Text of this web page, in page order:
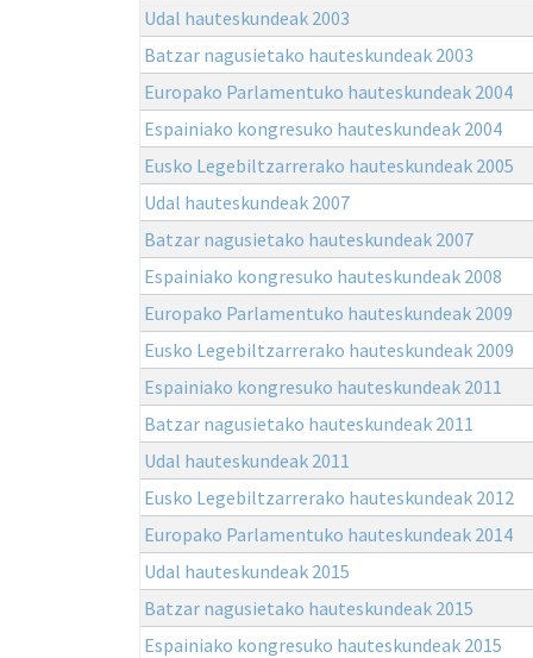
Udal hauteskundeak 2003
Batzar nagusietako hauteskundeak 2003
Europako Parlamentuko hauteskundeak 2004
Espainiako kongresuko hauteskundeak 2004
Eusko Legebiltzarrerako hauteskundeak 2005
Udal hauteskundeak 2007
Batzar nagusietako hauteskundeak 2007
Espainiako kongresuko hauteskundeak 2008
Europako Parlamentuko hauteskundeak 2009
Eusko Legebiltzarrerako hauteskundeak 2009
Espainiako kongresuko hauteskundeak 2011
Batzar nagusietako hauteskundeak 2011
Udal hauteskundeak 2011
Eusko Legebiltzarrerako hauteskundeak 2012
Europako Parlamentuko hauteskundeak 2014
Udal hauteskundeak 2015
Batzar nagusietako hauteskundeak 2015
Espainiako kongresuko hauteskundeak 2015